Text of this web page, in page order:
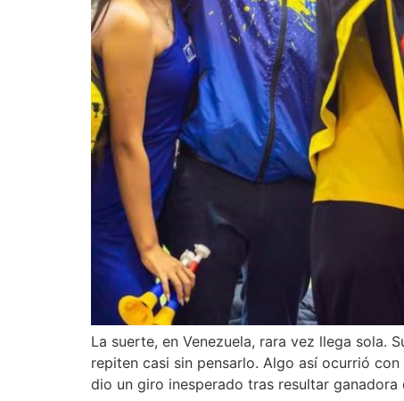
La suerte, en Venezuela, rara vez llega sola.
repiten casi sin pensarlo. Algo así ocurrió
dio un giro inesperado tras resultar